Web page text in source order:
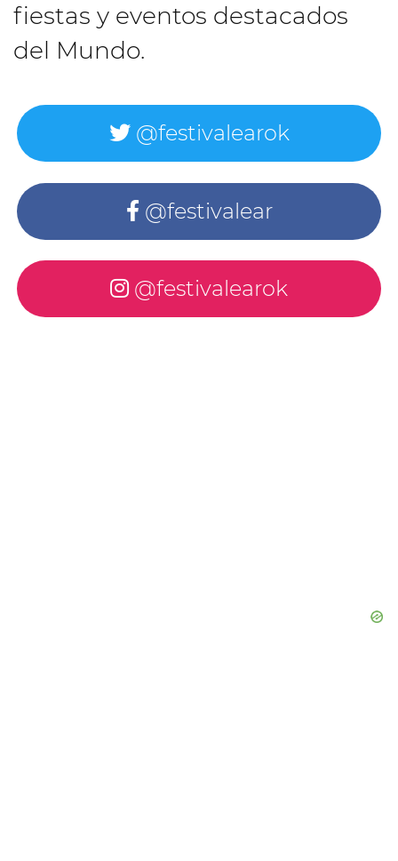
fiestas y eventos destacados
del Mundo.
@festivalearok
@festivalear
@festivalearok